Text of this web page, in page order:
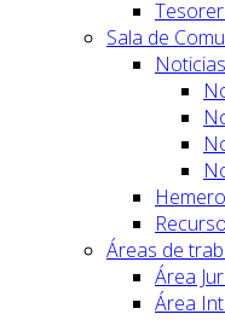
Sala de
Noticias
Áreas de
Área
Área